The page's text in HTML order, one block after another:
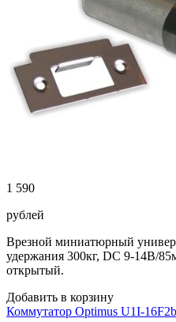
1 590
рублей
Врезной миниатюрный
удержания 300кг, DC 9-14В/
открытый.
Добавить в корзину
Коммутатор Optimus U1I-